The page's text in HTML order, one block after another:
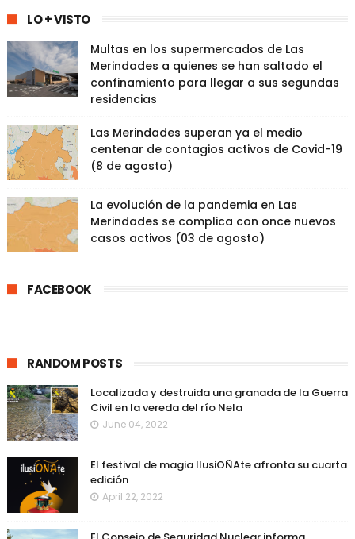
LO + VISTO
Multas en los supermercados de Las
Merindades a quienes se han saltado el
confinamiento para llegar a sus segundas
residencias
Las Merindades superan ya el medio
centenar de contagios activos de Covid-19
(8 de agosto)
La evolución de la pandemia en Las
Merindades se complica con once nuevos
casos activos (03 de agosto)
FACEBOOK
RANDOM POSTS
Localizada y destruida una granada de la Guerra
Civil en la vereda del río Nela
June 04, 2022
El festival de magia IlusiOÑAte afronta su cuarta
edición
April 22, 2022